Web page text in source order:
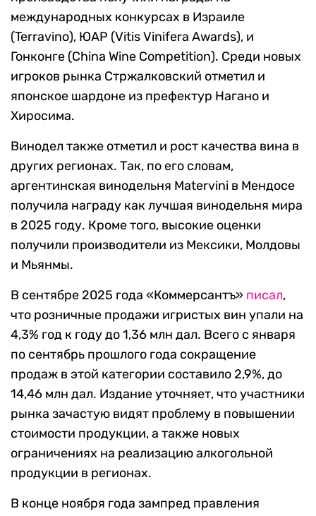
международных конкурсах в Израиле
(Terravino), ЮАР (Vitis Vinifera Awards), и
Гонконге (China Wine Competition). Среди новых
игроков рынка Стржалковский отметил и
японское шардоне из префектур Нагано и
Хиросима.
Винодел также отметил и рост качества вина в
других регионах. Так, по его словам,
аргентинская винодельня Matervini в Мендосе
получила награду как лучшая винодельня мира
в 2025 году. Кроме того, высокие оценки
получили производители из Мексики, Молдовы
и Мьянмы.
В сентябре 2025 года «Коммерсантъ» писал,
что розничные продажи игристых вин упали на
4,3% год к году до 1,36 млн дал. Всего с января
по сентябрь прошлого года сокращение
продаж в этой категории составило 2,9%, до
14,46 млн дал. Издание уточняет, что участники
рынка зачастую видят проблему в повышении
стоимости продукции, а также новых
ограничениях на реализацию алкогольной
продукции в регионах.
В конце ноября года зампред правления